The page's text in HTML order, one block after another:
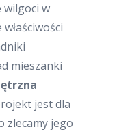
wilgoci w
mieszanki
jest dla
zlecamy jego